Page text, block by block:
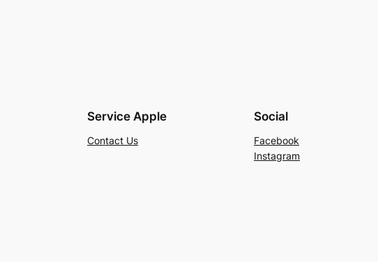
Service Apple
Contact Us
Social
Facebook
Instagram